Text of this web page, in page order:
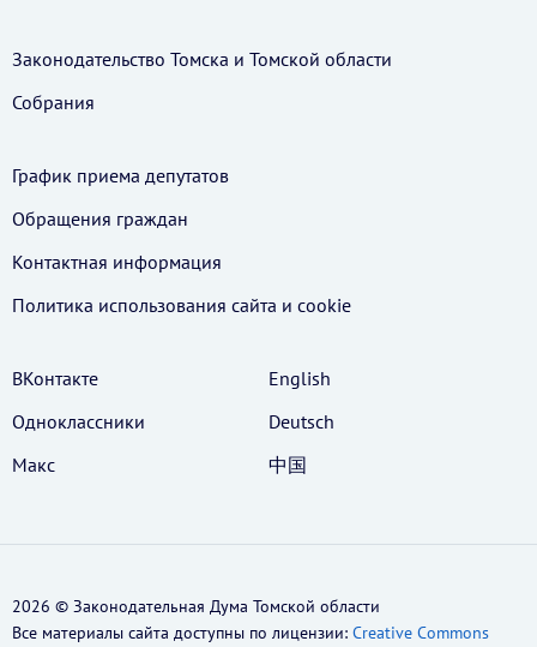
Законодательство Томска и Томской области
Собрания
График приема депутатов
Обращения граждан
Контактная информация
Политика использования cайта и cookie
ВКонтакте
Одноклассники
Макс
English
Deutsch
中国
2026 © Законодательная Дума Томской области
Все материалы сайта доступны по лицензии: Creative Commons